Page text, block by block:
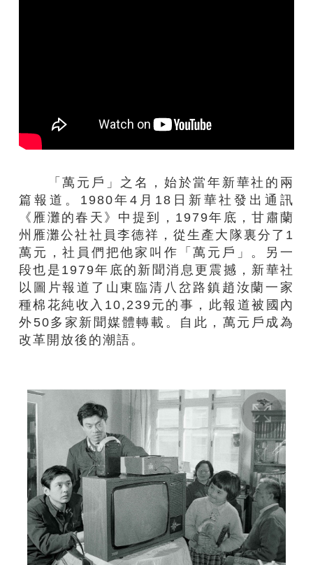
「萬元戶」之名，始於當年新華社的兩
篇報道。1980年4月18日新華社發出通訊
《雁灘的春天》中提到，1979年底，甘肅蘭
州雁灘公社社員李德祥，從生產大隊裏分了1
萬元，社員們把他家叫作「萬元戶」。另一
段也是1979年底的新聞消息更震撼，新華社
以圖片報道了山東臨清八岔路鎮趙汝蘭一家
種棉花純收入10,239元的事，此報道被國內
外50多家新聞媒體轉載。自此，萬元戶成為
改革開放後的潮語。